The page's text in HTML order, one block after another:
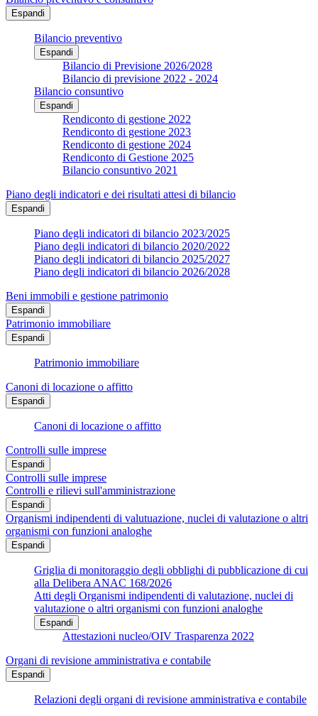
Espandi
Bilancio preventivo
Espandi
Bilancio di Previsione 2026/2028
Bilancio di previsione 2022 - 2024
Bilancio consuntivo
Espandi
Rendiconto di gestione 2022
Rendiconto di gestione 2023
Rendiconto di gestione 2024
Rendiconto di Gestione 2025
Bilancio consuntivo 2021
Piano degli indicatori e dei risultati attesi di bilancio
Espandi
Piano degli indicatori di bilancio 2023/2025
Piano degli indicatori di bilancio 2020/2022
Piano degli indicatori di bilancio 2025/2027
Piano degli indicatori di bilancio 2026/2028
Beni immobili e gestione patrimonio
Espandi
Patrimonio immobiliare
Espandi
Patrimonio immobiliare
Canoni di locazione o affitto
Espandi
Canoni di locazione o affitto
Controlli sulle imprese
Espandi
Controlli sulle imprese
Controlli e rilievi sull'amministrazione
Espandi
Organismi indipendenti di valutuazione, nuclei di valutazione o altri
organismi con funzioni analoghe
Espandi
Griglia di monitoraggio degli obblighi di pubblicazione di cui
alla Delibera ANAC 168/2026
Atti degli Organismi indipendenti di valutazione, nuclei di
valutazione o altri organismi con funzioni analoghe
Espandi
Attestazioni nucleo/OIV Trasparenza 2022
Organi di revisione amministrativa e contabile
Espandi
Relazioni degli organi di revisione amministrativa e contabile